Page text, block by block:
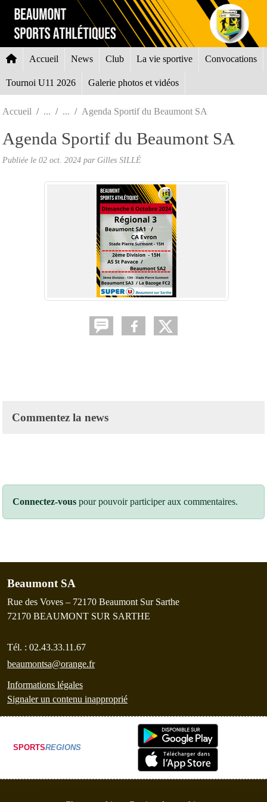
Accueil News Club La vie sportive Convocations
Tournoi U11 2026 Galerie photos et vidéos
Accueil Agenda Sportif du Beaumont SA
Agenda Sportif du Beaumont SA
Publiée le 02 oct. 2024 par Gilles SILLÉ
Commentez la news
Connectez-vous pour pouvoir participer aux commentaires.
Beaumont SA
Rue des Voves – 72170 Beaumont Sur Sarthe
72170 BEAUMONT SUR SARTHE
Tél. : 02.43.33.11.67
beaumontsa@orange.fr
Informations légales
Signaler un contenu inapproprié
SPORTSREGIONS
Panneau de gestion des cookies